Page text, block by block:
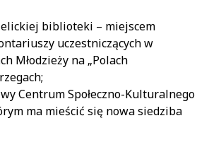
biblioteki – miejscem
uczestniczących w
Młodzieży na „Polach
Centrum Społeczno-Kulturalnego
ma mieścić się nowa siedziba